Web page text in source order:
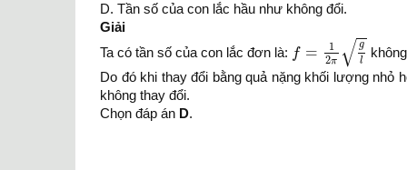
D. Tần số của con lắc hầu như không đổi.
Giải
Ta có tần số của con lắc đơn là: f =
1
2π √ g
l
π
Do đó khi thay đổi bằng quả nặng khối lượng nhỏ
không thay đổi.
Chọn đáp án D.